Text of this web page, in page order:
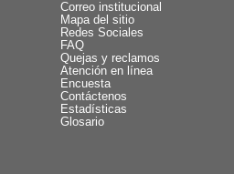
Correo institucional
Mapa del sitio
Redes Sociales
FAQ
Quejas y reclamos
Atención en línea
Encuesta
Contáctenos
Estadísticas
Glosario